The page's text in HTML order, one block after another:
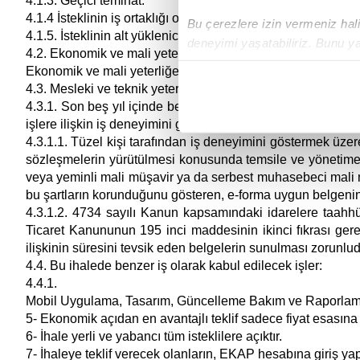
Bu çerezlere izin vermeniz
deneyimi yaşatabiliriz. Bunu
Sizlere daha iyi bir hizmet
çerezler vasıtasıyla çeşitli
amacıyla kullanılmaktadır.
reklam/pazarlama
Çerezlere ilişkin tercihlerinizi
butonuna tıklayabilir,Çerez
6698 sayılı Kişisel Verilerin
mevzuata uygun olarak
4.1.4 İsteklinin iş ortaklığı olması halinde iş ortaklığı
4.1.5. İsteklinin alt yüklenicilere yaptırmayı düşündüğü
4.2. Ekonomik ve mali yeterliğe ilişkin bilgi ve belgeler ile
Ekonomik ve mali yeterliğe ilişkin bilgi, belge veya kriter
4.3. Mesleki ve teknik yeterliğe ilişkin bilgi ve belgeler ile
4.3.1. Son beş yıl içinde bedel içeren bir sözleşme
işlere ilişkin iş deneyimini gösteren belgeler veya
4.3.1.1. Tüzel kişi tarafından iş deneyimini göstermek
sözleşmelerin yürütülmesi konusunda temsile ve
veya yeminli mali müşavir ya da serbest muhasebeci
bu şartların korunduğunu gösteren, e-forma uygun
4.3.1.2. 4734 sayılı Kanun kapsamındaki idarelere
Ticaret Kanununun 195 inci maddesinin ikinci fıkrası
ilişkinin süresini tevsik eden belgelerin sunulması
4.4. Bu ihalede benzer iş olarak kabul edilecek işler:
4.4.1.
Mobil Uygulama, Tasarım, Güncelleme Bakım ve
5- Ekonomik açıdan en avantajlı teklif sadece fiyat
6- İhale yerli ve yabancı tüm isteklilere açıktır.
7- İhaleye teklif verecek olanların, EKAP hesabına giriş